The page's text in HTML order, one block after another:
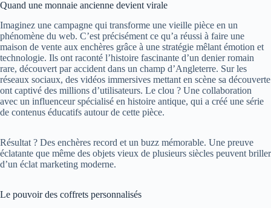
Quand une monnaie ancienne devient virale
Imaginez une campagne qui transforme une vieille pièce en un
phénomène du web. C’est précisément ce qu’a réussi à faire une
maison de vente aux enchères grâce à une stratégie mêlant émotion et
technologie. Ils ont raconté l’histoire fascinante d’un denier romain
rare, découvert par accident dans un champ d’Angleterre. Sur les
réseaux sociaux, des vidéos immersives mettant en scène sa découverte
ont captivé des millions d’utilisateurs. Le clou ? Une collaboration
avec un influenceur spécialisé en histoire antique, qui a créé une série
de contenus éducatifs autour de cette pièce.
Résultat ? Des enchères record et un buzz mémorable. Une preuve
éclatante que même des objets vieux de plusieurs siècles peuvent briller
d’un éclat marketing moderne.
Le pouvoir des coffrets personnalisés